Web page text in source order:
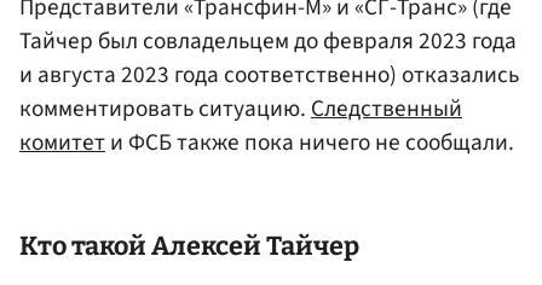
Представители «Трансфин-М» и «СГ-Транс» (где
Тайчер был совладельцем до февраля 2023 года
и августа 2023 года соответственно) отказались
комментировать ситуацию.Следственный
комитети ФСБ также пока ничего не сообщали.
Кто такой Алексей Тайчер